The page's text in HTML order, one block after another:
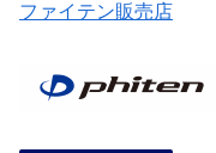
ファイテン販売店